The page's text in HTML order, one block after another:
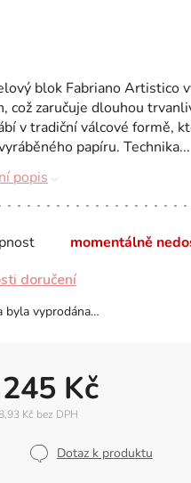
momentálně
Kč
Kč bez DPH
Dotaz k produktu
doručení
byla vyprodána…
blok Fabriano Artistico
což zaručuje dlouhou
v tradiční válcové formě,
papíru. Technika...
popis